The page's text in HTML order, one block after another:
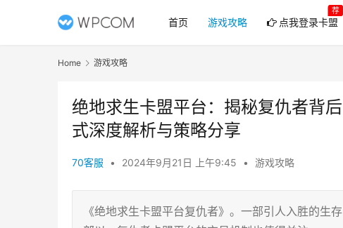
首页 游戏攻略 点我登录卡盟
荐
Home 游戏攻略
绝地求生卡盟平台：揭秘复仇者背
式深度解析与策略分享
70客服 • 2024年9月21日 上午9:45 • 游戏攻略
《绝地求生卡盟平台复仇者》。一部引人入胜的生